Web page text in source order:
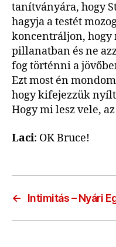
tanítványára, hogy
hagyja a testét
koncentráljon, hogy
pillanatban és ne
fog történni a
Ezt most én
hogy kifejezzük
Hogy mi lesz vele,
Laci: OK Bruce!
← Intimitás – Nyári